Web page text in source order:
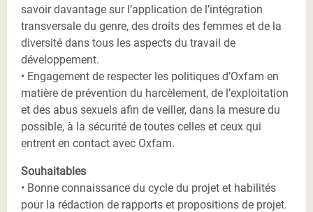
savoir davantage sur l’application de l’intégration
transversale du genre, des droits des femmes et de la
diversité dans tous les aspects du travail de
développement.
• Engagement de respecter les politiques d’Oxfam en
matière de prévention du harcèlement, de l’exploitation
et des abus sexuels afin de veiller, dans la mesure du
possible, à la sécurité de toutes celles et ceux qui
entrent en contact avec Oxfam.
Souhaitables
• Bonne connaissance du cycle du projet et habilités
pour la rédaction de rapports et propositions de projet.